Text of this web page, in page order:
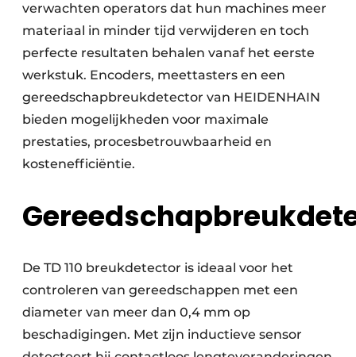
verwachten operators dat hun machines meer
materiaal in minder tijd verwijderen en toch
perfecte resultaten behalen vanaf het eerste
werkstuk. Encoders, meettasters en een
gereedschapbreukdetector van HEIDENHAIN
bieden mogelijkheden voor maximale
prestaties, procesbetrouwbaarheid en
kostenefficiëntie.
De TD 110 breukdetector is ideaal voor het
controleren van gereedschappen met een
diameter van meer dan 0,4 mm op
beschadigingen. Met zijn inductieve sensor